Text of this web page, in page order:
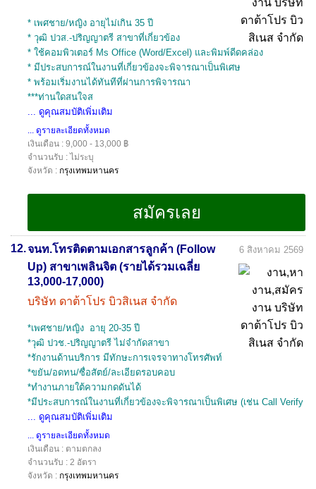
* เพศชาย/หญิง อายุไม่เกิน 35 ปี
* วุฒิ ปวส.-ปริญญาตรี สาขาที่เกี่ยวข้อง
* ใช้คอมพิวเตอร์ Ms Office (Word/Excel) และพิมพ์ดีดคล่อง
* มีประสบการณ์ในงานที่เกี่ยวข้องจะพิจารณาเป็นพิเศษ
* พร้อมเริ่มงานได้ทันทีที่ผ่านการพิจารณา
***ท่านใดสนใจส
... ดูคุณสมบัติเพิ่มเติม
... ดูรายละเอียดทั้งหมด
เงินเดือน : 9,000 - 13,000 ฿
จำนวนรับ : ไม่ระบุ
จังหวัด : กรุงเทพมหานคร
12.จนท.โทรติดตามเอกสารลูกค้า (Follow
Up) สาขาเพลินจิต (รายได้รวมเฉลี่ย
13,000-17,000)
บริษัท ดาต้าโปร บิวสิเนส จำกัด
6 สิงหาคม 2569
*เพศชาย/หญิง อายุ 20-35 ปี
*วุฒิ ปวช.-ปริญญาตรี ไม่จำกัดสาขา
*รักงานด้านบริการ มีทักษะการเจรจาทางโทรศัพท์
*ขยัน/อดทน/ซื่อสัตย์/ละเอียดรอบคอบ
*ทำงานภายใต้ความกดดันได้
*มีประสบการณ์ในงานที่เกี่ยวข้องจะพิจารณาเป็นพิเศษ (เช่น Call Verify
... ดูคุณสมบัติเพิ่มเติม
... ดูรายละเอียดทั้งหมด
เงินเดือน : ตามตกลง
จำนวนรับ : 2 อัตรา
จังหวัด : กรุงเทพมหานคร